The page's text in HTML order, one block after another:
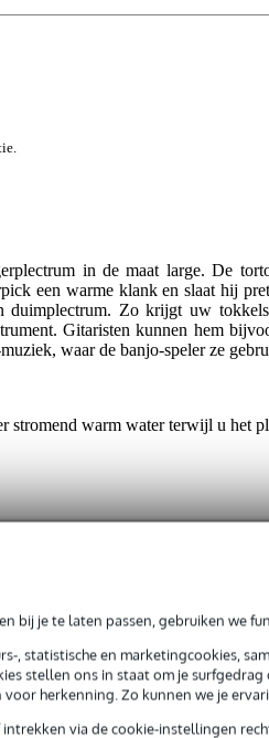
bij je te laten passen, gebruiken we
, statistische en marketingcookies,
stellen ons in staat om je
voor herkenning. Zo kunnen we je
via de cookie-instellingen
in de maat large. De
een warme klank en slaat hij
Zo krijgt uw
Gitaristen kunnen hem
waar de banjo-speler ze
stromend warm water terwijl u het